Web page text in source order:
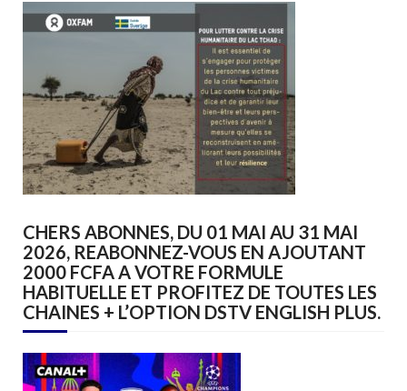
CHERS ABONNES, DU 01 MAI AU 31 MAI
2026, REABONNEZ-VOUS EN AJOUTANT
2000 FCFA A VOTRE FORMULE
HABITUELLE ET PROFITEZ DE TOUTES LES
CHAINES + L’OPTION DSTV ENGLISH PLUS.